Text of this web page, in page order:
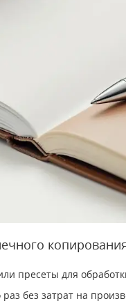
пресеты для
без затрат на